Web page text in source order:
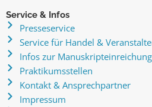
Service & Infos
Presseservice
Service für Handel &
Infos zur Manuskripteinreichung
Praktikumsstellen
Kontakt & Ansprechpartner
Impressum